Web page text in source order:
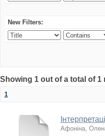
New Filters:
Showing 1 out of a total of 1
1
Афоніна,